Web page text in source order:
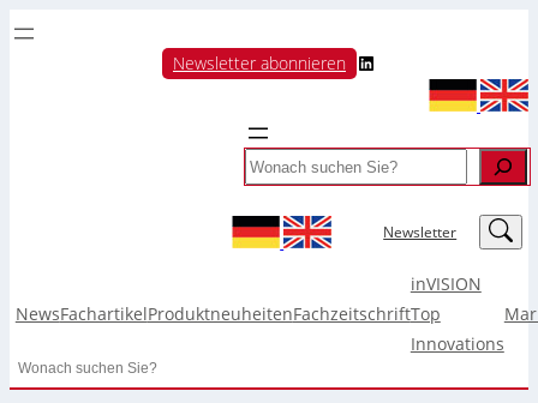
Newsletter abonnieren LinkedIn
Search
Newsletter LinkedIn
NewsFachartikelProduktneuheitenFachzeitschrift
inVISION
Top
Innovations
Search